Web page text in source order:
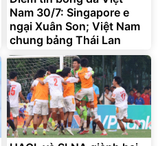
Xe đạp điện trợ lực G-
Force C14 gấp gọn bỏ cốp
tiện lợi
9.900.000đ
7.092.000đ
Nam 30/7: Singapore e
ngại Xuân Son; Việt Nam
chung bảng Thái Lan